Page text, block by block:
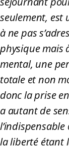
seulement, est
à ne pas
physique mais
mental, une
totale et non
donc la prise
a autant de
la liberté étant